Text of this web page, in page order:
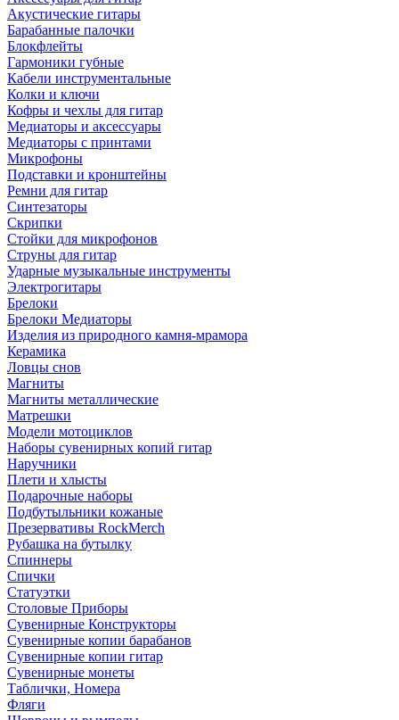
Акустические гитары
Барабанные палочки
Блокфлейты
Гармоники губные
Кабели инструментальные
Колки и ключи
Кофры и чехлы для гитар
Медиаторы и аксессуары
Медиаторы с принтами
Микрофоны
Подставки и кронштейны
Ремни для гитар
Синтезаторы
Скрипки
Стойки для микрофонов
Струны для гитар
Ударные музыкальные инструменты
Электрогитары
Брелоки
Брелоки Медиаторы
Изделия из природного камня-мрамора
Керамика
Ловцы снов
Магниты
Магниты металлические
Матрешки
Модели мотоциклов
Наборы сувенирных копий гитар
Наручники
Плети и хлысты
Подарочные наборы
Подбутыльники кожаные
Презервативы RockMerch
Рубашка на бутылку
Спиннеры
Спички
Статуэтки
Столовые Приборы
Сувенирные Конструкторы
Сувенирные копии барабанов
Сувенирные копии гитар
Сувенирные монеты
Таблички, Номера
Фляги